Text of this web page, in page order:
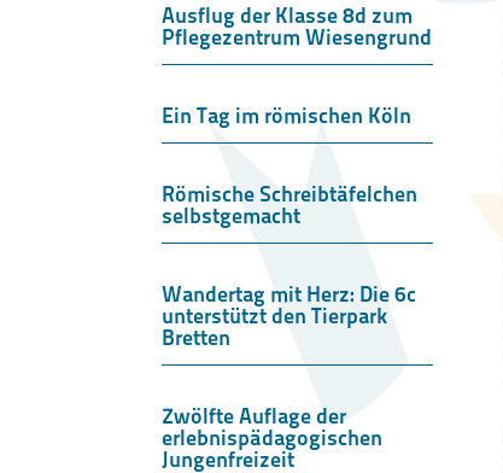
Ausflug der Klasse 8d zum
Pflegezentrum Wiesengrund
Ein Tag im römischen Köln
Römische Schreibtäfelchen
selbstgemacht
Wandertag mit Herz: Die 6c
unterstützt den Tierpark
Bretten
Zwölfte Auflage der
erlebnispädagogischen
Jungenfreizeit